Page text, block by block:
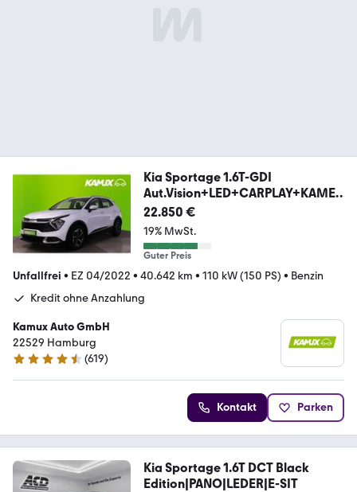
Kia Sportage 1.6T-GDI
Aut.Vision+LED+CARPLAY+KAMER
A
22.850 €
19% MwSt.
Guter Preis
Unfallfrei • EZ 04/2022 • 40.642 km • 110 kW (150 PS) • Benzin
Kredit ohne Anzahlung
Kamux Auto GmbH
22529 Hamburg
4.6 Sterne
(619)
Kontakt Parken
Kia Sportage 1.6T DCT Black
Edition|PANO|LEDER|E-SIT